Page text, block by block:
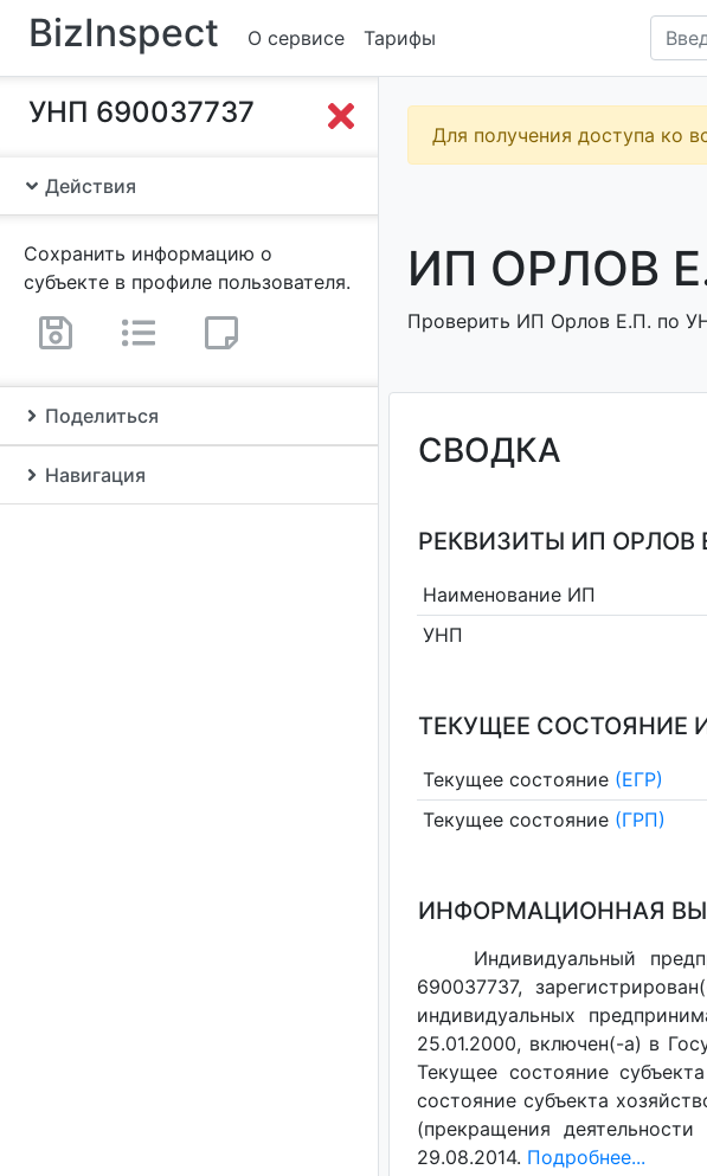
BizInspect О сервисе Тарифы
УНП 690037737
Действия
Сохранить информацию о
субъекте в профиле пользователя.
Поделиться
Навигация
Для получения доступа ко
ИП ОРЛОВ
Проверить ИП Орлов Е.П. по
СВОДКА
РЕКВИЗИТЫ ИП ОРЛОВ
Наименование ИП
УНП
ТЕКУЩЕЕ СОСТОЯНИЕ
Текущее состояние (ЕГР)
Текущее состояние (ГРП)
ИНФОРМАЦИОННАЯ
Индивидуальный
690037737,
индивидуальных
25.01.2000, включен(-a) в
Текущее состояние
состояние субъекта
(прекращения
29.08.2014. Подробнее...